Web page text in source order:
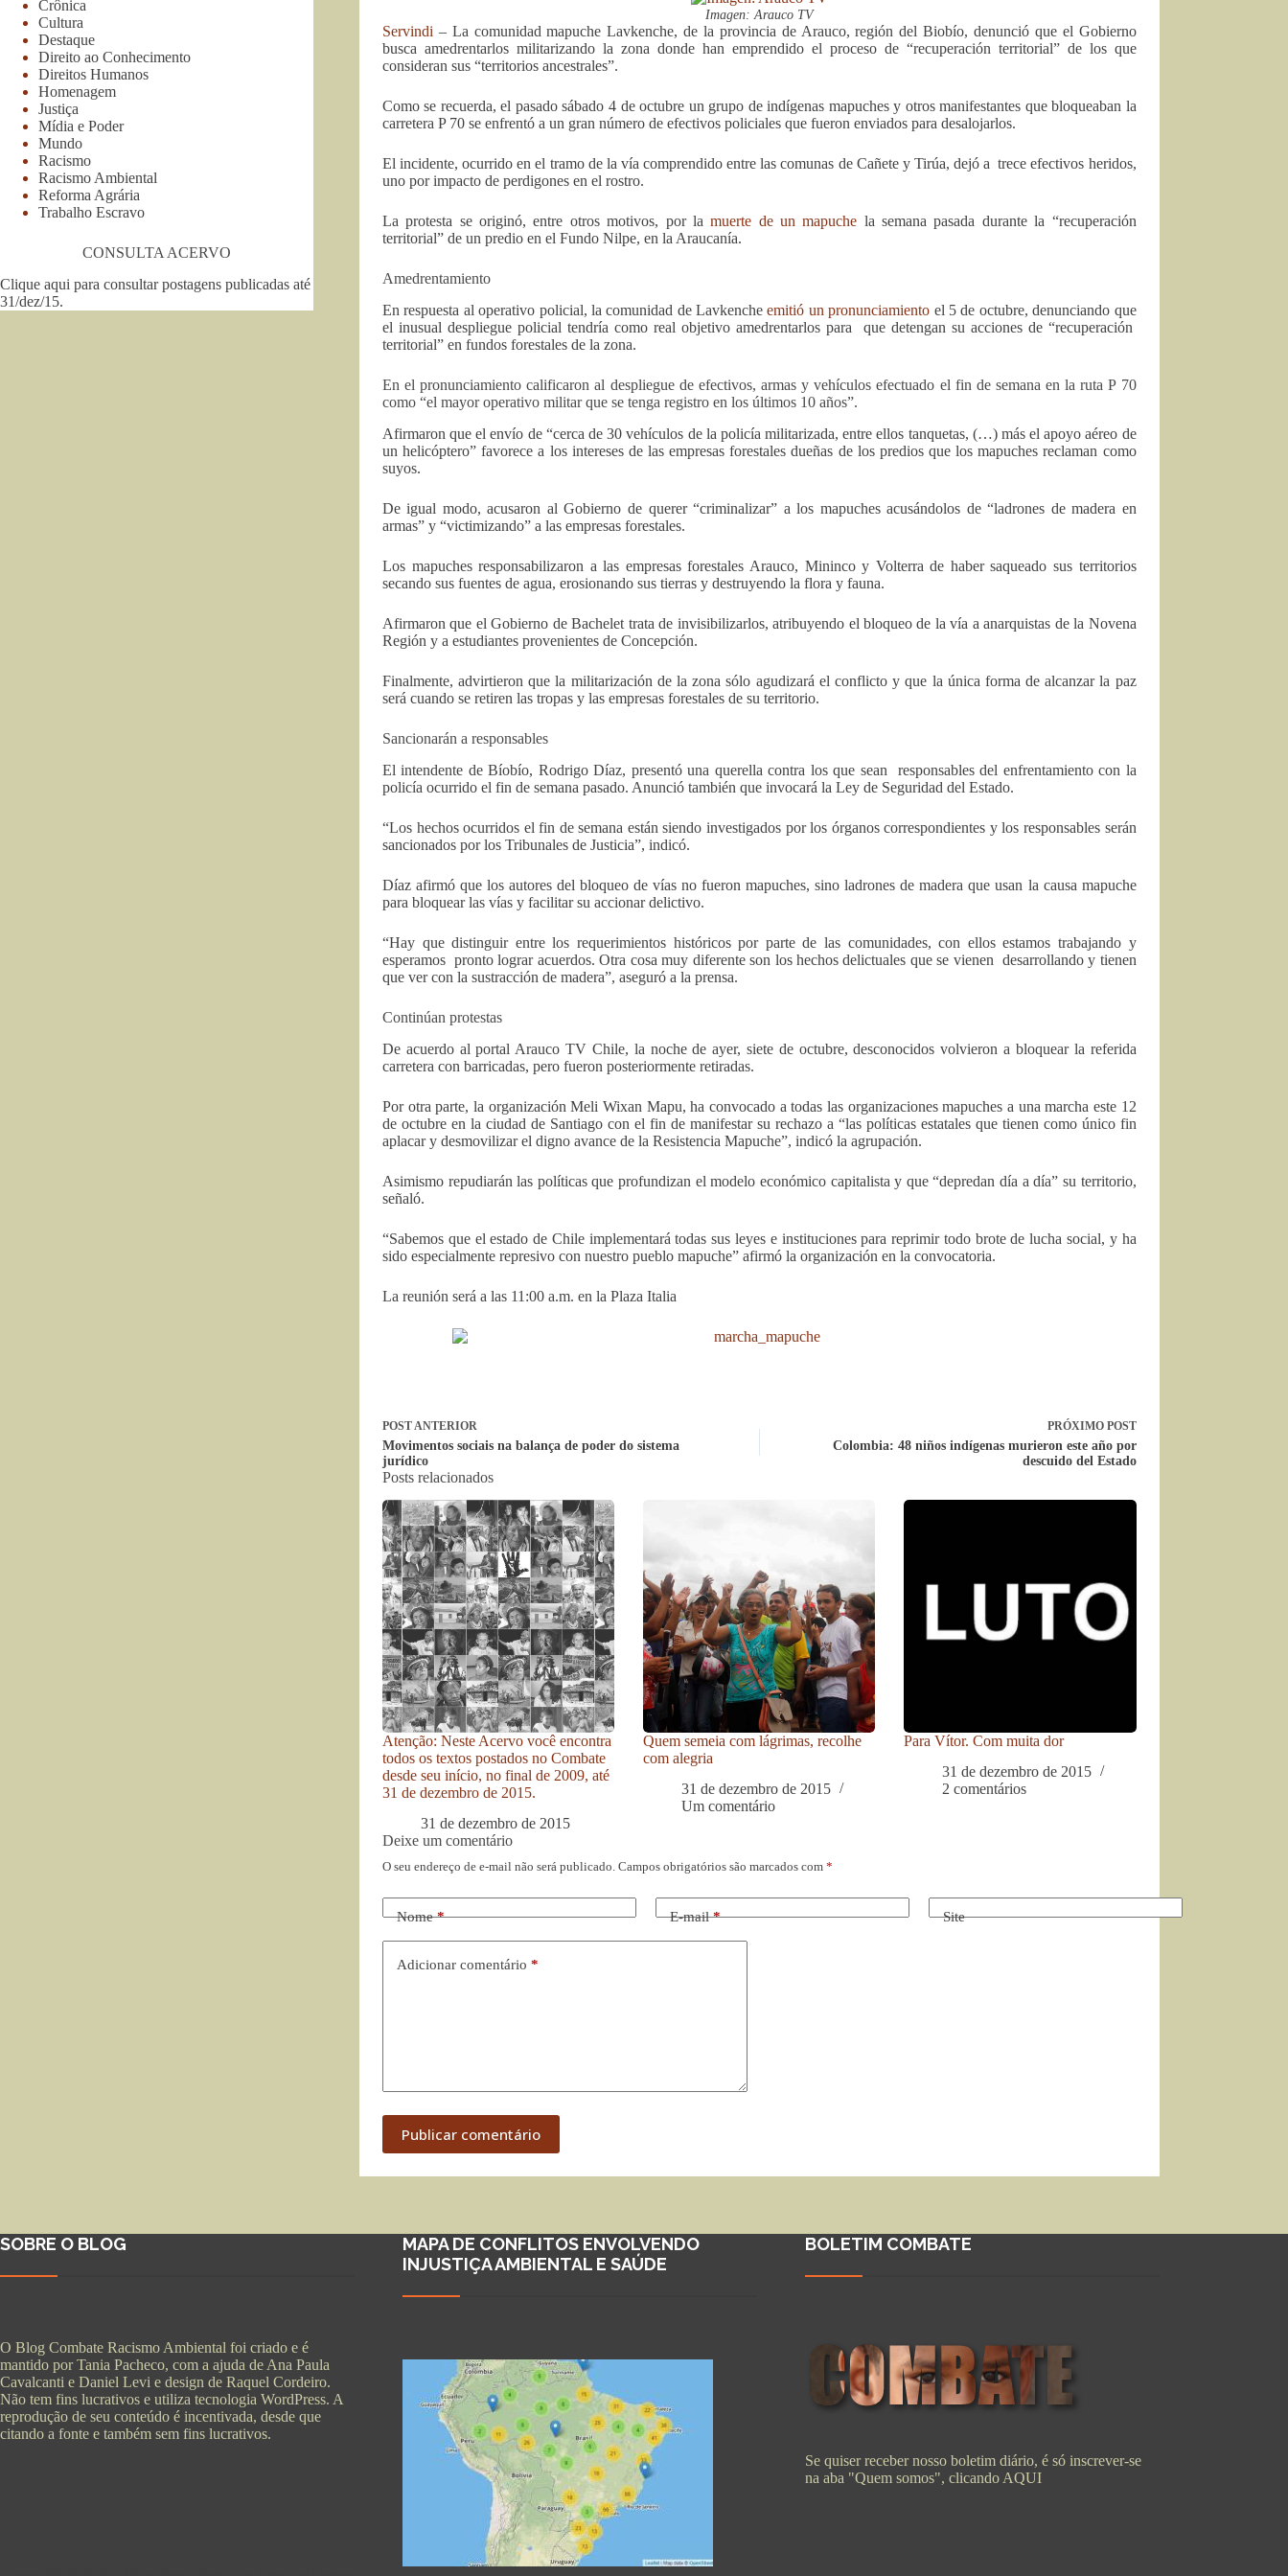
Imagen: Arauco TV
Servindi – La comunidad mapuche Lavkenche, de la provincia de Arauco, región del Biobío, denunció que el Gobierno
busca amedrentarlos militarizando la zona donde han emprendido el proceso de “recuperación territorial” de los que
consideran sus “territorios ancestrales”.
Como se recuerda, el pasado sábado 4 de octubre un grupo de indígenas mapuches y otros manifestantes que bloqueaban la
carretera P 70 se enfrentó a un gran número de efectivos policiales que fueron enviados para desalojarlos.
El incidente, ocurrido en el tramo de la vía comprendido entre las comunas de Cañete y Tirúa, dejó a trece efectivos heridos,
uno por impacto de perdigones en el rostro.
La protesta se originó, entre otros motivos, por la muerte de un mapuche la semana pasada durante la “recuperación
territorial” de un predio en el Fundo Nilpe, en la Araucanía.
Amedrentamiento
En respuesta al operativo policial, la comunidad de Lavkencheemitió un pronunciamiento el 5 de octubre, denunciando que
el inusual despliegue policial tendría como real objetivo amedrentarlos para que detengan su acciones de “recuperación
territorial” en fundos forestales de la zona.
En el pronunciamiento calificaron al despliegue de efectivos, armas y vehículos efectuado el fin de semana en la ruta P 70
como “el mayor operativo militar que se tenga registro en los últimos 10 años”.
Afirmaron que el envío de “cerca de 30 vehículos de la policía militarizada, entre ellos tanquetas, (…) más el apoyo aéreo de
un helicóptero” favorece a los intereses de las empresas forestales dueñas de los predios que los mapuches reclaman como
suyos.
De igual modo, acusaron al Gobierno de querer “criminalizar” a los mapuches acusándolos de “ladrones de madera en
armas” y “victimizando” a las empresas forestales.
Los mapuches responsabilizaron a las empresas forestales Arauco, Mininco y Volterra de haber saqueado sus territorios
secando sus fuentes de agua, erosionando sus tierras y destruyendo la flora y fauna.
Afirmaron que el Gobierno de Bachelet trata de invisibilizarlos, atribuyendo el bloqueo de la vía a anarquistas de la Novena
Región y a estudiantes provenientes de Concepción.
Finalmente, advirtieron que la militarización de la zona sólo agudizará el conflicto y que la única forma de alcanzar la paz
será cuando se retiren las tropas y las empresas forestales de su territorio.
Sancionarán a responsables
El intendente de Bíobío, Rodrigo Díaz, presentó una querella contra los que sean responsables del enfrentamiento con la
policía ocurrido el fin de semana pasado. Anunció también que invocará la Ley de Seguridad del Estado.
“Los hechos ocurridos el fin de semana están siendo investigados por los órganos correspondientes y los responsables serán
sancionados por los Tribunales de Justicia”, indicó.
Díaz afirmó que los autores del bloqueo de vías no fueron mapuches, sino ladrones de madera que usan la causa mapuche
para bloquear las vías y facilitar su accionar delictivo.
“Hay que distinguir entre los requerimientos históricos por parte de las comunidades, con ellos estamos trabajando y
esperamos pronto lograr acuerdos. Otra cosa muy diferente son los hechos delictuales que se vienen desarrollando y tienen
que ver con la sustracción de madera”, aseguró a la prensa.
Continúan protestas
De acuerdo al portal Arauco TV Chile, la noche de ayer, siete de octubre, desconocidos volvieron a bloquear la referida
carretera con barricadas, pero fueron posteriormente retiradas.
Por otra parte, la organización Meli Wixan Mapu, ha convocado a todas las organizaciones mapuches a una marcha este 12
de octubre en la ciudad de Santiago con el fin de manifestar su rechazo a “las políticas estatales que tienen como único fin
aplacar y desmovilizar el digno avance de la Resistencia Mapuche”, indicó la agrupación.
Asimismo repudiarán las políticas que profundizan el modelo económico capitalista y que “depredan día a día” su territorio,
señaló.
“Sabemos que el estado de Chile implementará todas sus leyes e instituciones para reprimir todo brote de lucha social, y ha
sido especialmente represivo con nuestro pueblo mapuche” afirmó la organización en la convocatoria.
La reunión será a las 11:00 a.m. en la Plaza Italia
POSTANTERIOR
Movimentos sociais na balança de poder do sistema
jurídico
PRÓXIMO POST
Colombia: 48 niños indígenas murieron este año por
descuido del Estado
Posts relacionados
Atenção: Neste Acervo você encontra
todos os textos postados no Combate
desde seu início, no final de 2009, até
31 de dezembro de 2015.
31 de dezembro de 2015
Quem semeia com lágrimas, recolhe
com alegria
31 de dezembro de 2015
Um comentário
Para Vítor. Com muita dor
31 de dezembro de 2015
2 comentários
Deixe um comentário
O seu endereço de e-mail não será publicado. Campos obrigatórios são marcados com *
Nome* E-mail* Site
Adicionar comentário *
Publicar comentário
Crônica
Cultura
Destaque
Direito ao Conhecimento
Direitos Humanos
Homenagem
Justiça
Mídia e Poder
Mundo
Racismo
Racismo Ambiental
Reforma Agrária
Trabalho Escravo
CONSULTA ACERVO
Clique aqui para consultar postagens publicadas até
31/dez/15.
SOBRE O BLOG
O Blog Combate Racismo Ambiental foi criado e é
mantido por Tania Pacheco, com a ajuda de Ana Paula
Cavalcanti e Daniel Levi e design de Raquel Cordeiro.
Não tem fins lucrativos e utiliza tecnologia WordPress. A
reprodução de seu conteúdo é incentivada, desde que
citando a fonte e também sem fins lucrativos.
MAPA DE CONFLITOS ENVOLVENDO
INJUSTIÇA AMBIENTAL E SAÚDE
BOLETIM COMBATE
Se quiser receber nosso boletim diário, é só inscrever-se
na aba "Quem somos", clicando AQUI